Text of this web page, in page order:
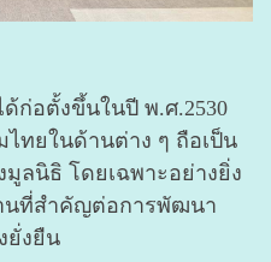
ตั้งขึ้นในปี พ.ศ.2530
ทยในด้านต่าง ๆ ถือเป็น
ลนิธิ โดยเฉพาะอย่างยิ่ง
นที่สำคัญต่อการพัฒนา
ยั่งยืน